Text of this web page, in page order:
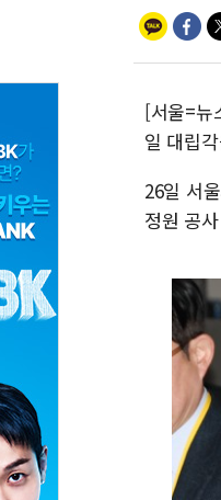
[서울=뉴
일 대립
26일 서
정원 공